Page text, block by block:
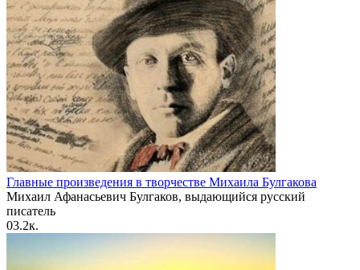
Главные произведения в творчестве Михаила Булгакова
Михаил Афанасьевич Булгаков, выдающийся русский
писатель
03.2к.